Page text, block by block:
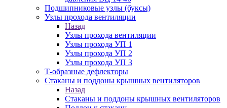
Подшипниковые узлы (буксы)
Узлы прохода вентиляции
Назад
Узлы прохода вентиляции
Узлы прохода УП 1
Узлы прохода УП 2
Узлы прохода УП 3
Т-образные дефлекторы
Стаканы и поддоны крышных вентиляторов
Назад
Стаканы и поддоны крышных вентиляторов